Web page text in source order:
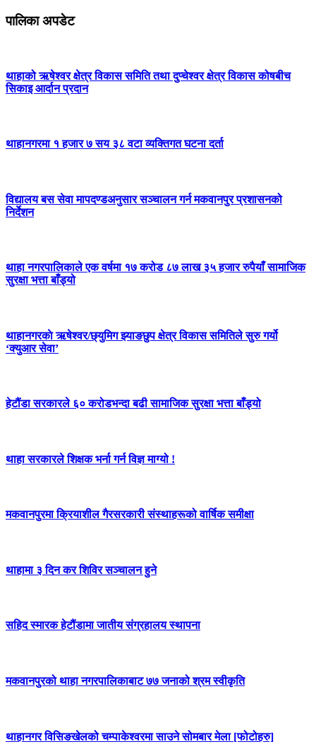
पालिका अपडेट
थाहाको ऋषेश्वर क्षेत्र विकास समिति तथा दुप्चेश्वर क्षेत्र विकास कोषबीच
सिकाइ आर्दान प्रदान
थाहानगरमा १ हजार ७ सय ३८ वटा व्यक्तिगत घटना दर्ता
विद्यालय बस सेवा मापदण्डअनुसार सञ्चालन गर्न मकवानपुर प्रशासनको
निर्देशन
थाहा नगरपालिकाले एक वर्षमा १७ करोड ८७ लाख ३५ हजार रुपैयाँ सामाजिक
सुरक्षा भत्ता बाँड्यो
थाहानगरकाे ऋषेश्वर/छ्युमिग झ्याङछुप क्षेत्र विकास समितिले सुरु गर्यो
‘क्युआर सेवा’
हेटौंडा सरकारले ६० करोडभन्दा बढी सामाजिक सुरक्षा भत्ता बाँड्यो
थाहा सरकारले शिक्षक भर्ना गर्न विज्ञ माग्यो !
मकवानपुरमा क्रियाशील गैरसरकारी संस्थाहरूको वार्षिक समीक्षा
थाहामा ३ दिन कर शिविर सञ्चालन हुने
सहिद स्मारक हेटौंडामा जातीय संग्रहालय स्थापना
मकवानपुरको थाहा नगरपालिकाबाट ७७ जनाको श्रम स्वीकृति
थाहानगर विसिङखेलको चम्पाकेश्वरमा साउने सोमबार मेला [फोटोहरु]